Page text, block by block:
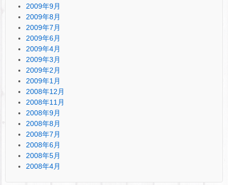
2009年9月
2009年8月
2009年7月
2009年6月
2009年4月
2009年3月
2009年2月
2009年1月
2008年12月
2008年11月
2008年9月
2008年8月
2008年7月
2008年6月
2008年5月
2008年4月